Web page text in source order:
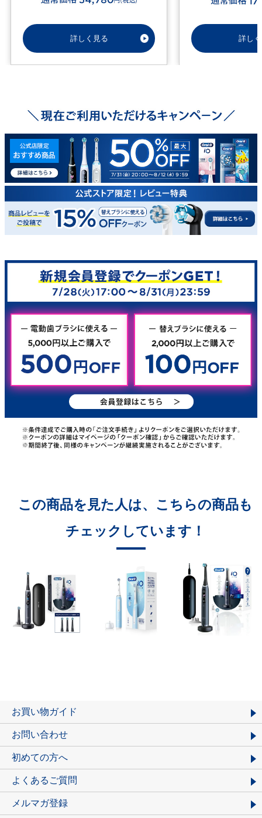
詳しく見る 詳し
この商品を見た人は、こちらの商品も
チェックしています！
お買い物ガイド
お問い合わせ
初めての方へ
よくあるご質問
メルマガ登録